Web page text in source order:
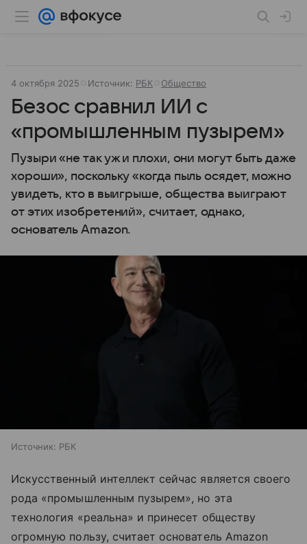
4 октября 2025 Источник: РБК Общество
Безос сравнил ИИ с
«промышленным пузырем»
Пузыри «не так уж и плохи, они могут быть даже
хороши», поскольку «когда пыль осядет, можно
увидеть, кто в выигрыше, общества выиграют
от этих изобретений», считает, однако,
основатель Amazon.
Источник: РБК
Искусственный интеллект сейчас является своего
рода «промышленным пузырем», но эта
технология «реальна» и принесет обществу
огромную пользу, считает основатель Amazon